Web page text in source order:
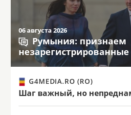
06 августа 2026
Румыния: признаем
незарегистрированные
G4MEDIA.RO (RO)
Шаг важный, но